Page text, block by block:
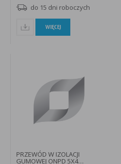
do 15 dni roboczych
WIĘCEJ
PRZEWÓD W IZOLACJI
GUMOWEJ ONPD 5X4